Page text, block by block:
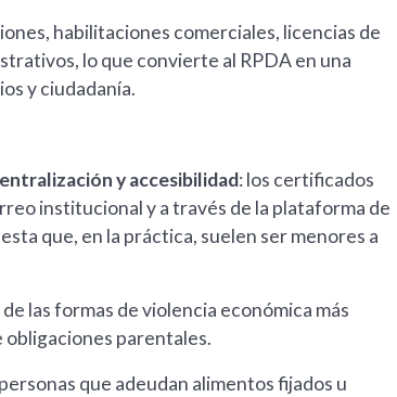
habilitaciones comerciales, licencias de
lo que convierte al RPDA en una
y ciudadanía.
y accesibilidad: los certificados
institucional y a través de la plataforma de
que, en la práctica, suelen ser menores a
las formas de violencia económica más
obligaciones parentales.
que adeudan alimentos fijados u